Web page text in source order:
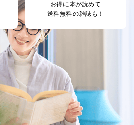
お問い合わせ対応、トラブル対
処、オペレーター教育など応対品
質向上のため
カスタマーQ＆Aサイトの投稿内容
の確認のため
ｅメール等によるカスタマーQ＆A
サイトのサービス内容のご案内の
ため
ｅメール等による商品、サービ
ス、キャンペーン等の広告に関す
るご案内のため
採用選考、ご連絡のため
お得に本が読めて
送料無料の雑誌も！